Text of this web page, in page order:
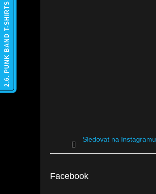
Sledovat na Instagramu
Facebook
2.6. PUNK BAND T-SHIRTS